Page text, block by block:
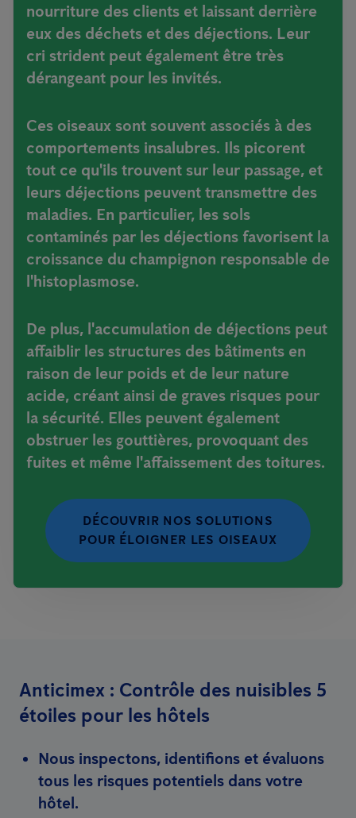
nourriture des clients et laissant derrière
eux des déchets et des déjections. Leur
cri strident peut également être très
dérangeant pour les invités.
Ces oiseaux sont souvent associés à des
comportements insalubres. Ils picorent
tout ce qu'ils trouvent sur leur passage, et
leurs déjections peuvent transmettre des
maladies. En particulier, les sols
contaminés par les déjections favorisent la
croissance du champignon responsable de
l'histoplasmose.
De plus, l'accumulation de déjections peut
affaiblir les structures des bâtiments en
raison de leur poids et de leur nature
acide, créant ainsi de graves risques pour
la sécurité. Elles peuvent également
obstruer les gouttières, provoquant des
fuites et même l'affaissement des toitures.
DÉCOUVRIR NOS SOLUTIONS
POUR ÉLOIGNER LES OISEAUX
Anticimex : Contrôle des nuisibles 5
étoiles pour les hôtels
Nous inspectons, identifions et évaluons
tous les risques potentiels dans votre
hôtel.